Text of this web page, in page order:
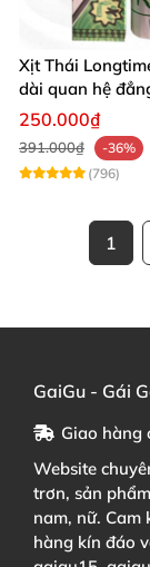
Xịt Thái
dài quan hệ
cuộc yêu
250.000₫
391.000₫
-36%
(796)
1
GaiGu - Gái
Giao hàng
Website
trơn, sản
nam, nữ. Cam
hàng kín đáo